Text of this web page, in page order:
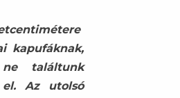
kapufáknak,
találtunk
Az utolsó